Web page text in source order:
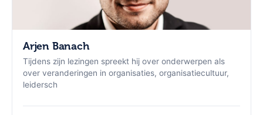
Arjen Banach
Tijdens zijn lezingen spreekt hij over onderwerpen als
over veranderingen in organisaties, organisatiecultuur,
leidersch